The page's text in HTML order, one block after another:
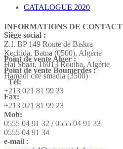
CATALOGUE 2020
INFORMATIONS DE CONTACT
Siège social :
Z.I. BP 149 Route de Biskra
Kechida, Batna (0500), Algérie
Point de vente Alger :
Hai Sbaât, 16013 Rouiba, Algérie
Point de vente Boumerdes :
Hamadi cité smadia (3500)
Tél:
+213 021 81 99 23
Fax:
+213 021 81 99 23
Mob:
0555 04 91 32 / 0555 04 91 33
0555 04 91 34
e-mail :